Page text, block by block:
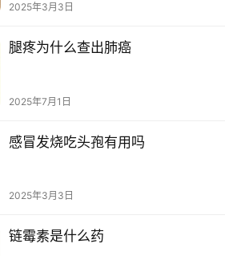
2025年3月3日
腿疼为什么查出肺癌
2025年7月1日
感冒发烧吃头孢有用吗
2025年3月3日
链霉素是什么药